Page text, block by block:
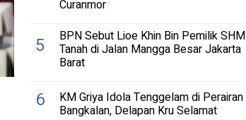
Curanmor
5 BPN Sebut Lioe Khin Bin Pemilik SHM
Tanah di Jalan Mangga Besar Jakarta
Barat
6 KM Griya Idola Tenggelam di Perairan
Bangkalan, Delapan Kru Selamat